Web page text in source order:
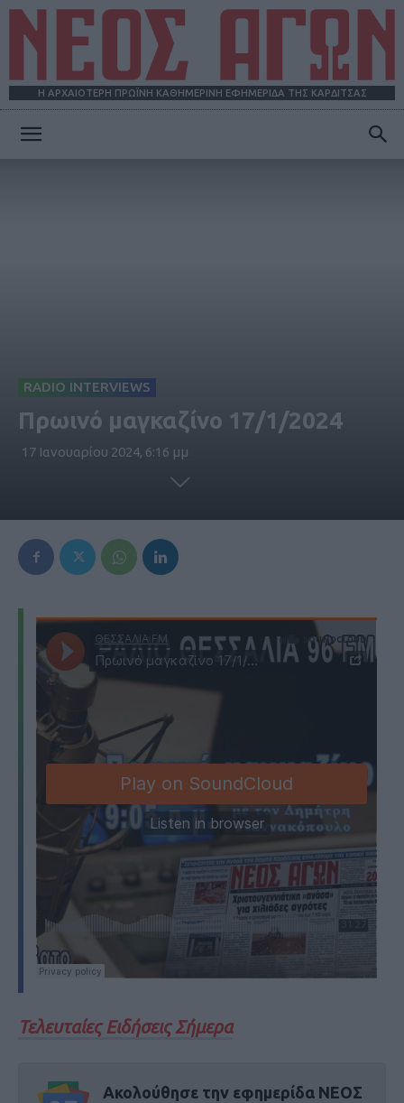
Η ΑΡΧΑΙΟΤΕΡΗ ΠΡΩΪΝΗ ΚΑΘΗΜΕΡΙΝΗ ΕΦΗΜΕΡΙΔΑ ΤΗΣ ΚΑΡΔΙΤΣΑΣ
RADIO INTERVIEWS
Πρωινό μαγκαζίνο 17/1/2024
17 Ιανουαρίου 2024, 6:16 μμ
Τελευταίες Ειδήσεις Σήμερα
Ακολούθησε την εφημερίδα ΝΕΟΣ